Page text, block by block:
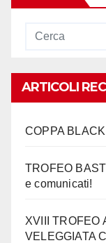
ARTICOLI
COPPA
TROFEO
e comunicati!
XVIII TROFEO
VELEGGIATA